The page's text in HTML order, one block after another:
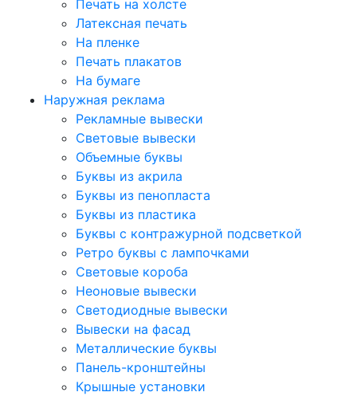
Печать на холсте
Латексная печать
На пленке
Печать плакатов
На бумаге
Наружная реклама
Рекламные вывески
Световые вывески
Объемные буквы
Буквы из акрила
Буквы из пенопласта
Буквы из пластика
Буквы с контражурной подсветкой
Ретро буквы с лампочками
Световые короба
Неоновые вывески
Светодиодные вывески
Вывески на фасад
Металлические буквы
Панель-кронштейны
Крышные установки